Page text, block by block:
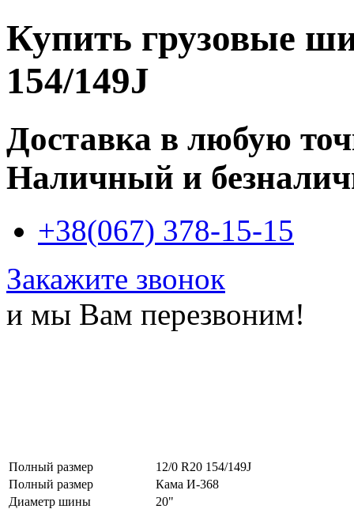
Купить грузовые
154/149J
Доставка в любую
Наличный и
+38(067) 378-15-15
Закажите звонок
и мы Вам перезвоним!
Полный размер
12/0 R20 154/149J
Полный размер
Кама И-368
Диаметр шины
20"